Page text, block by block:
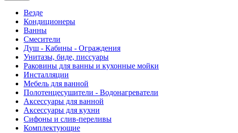
Везде
Кондиционеры
Ванны
Смесители
Душ - Кабины - Ограждения
Унитазы, биде, писсуары
Раковины для ванны и кухонные мойки
Инсталляции
Мебель для ванной
Полотенцесушители - Водонагреватели
Аксессуары для ванной
Аксессуары для кухни
Сифоны и слив-переливы
Комплектующие